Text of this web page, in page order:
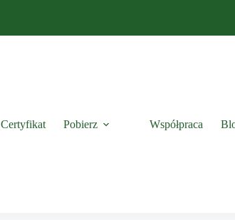
Certyfikat Pobierz Współpraca